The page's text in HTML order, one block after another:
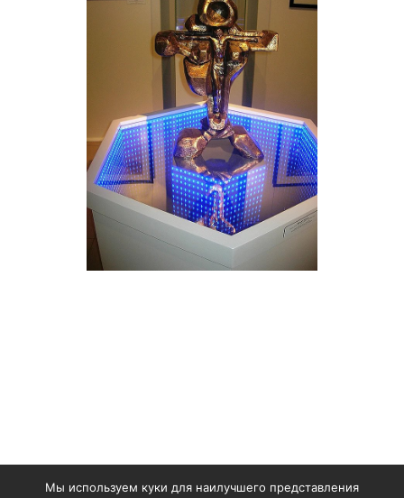
Мы используем куки для наилучшего представления